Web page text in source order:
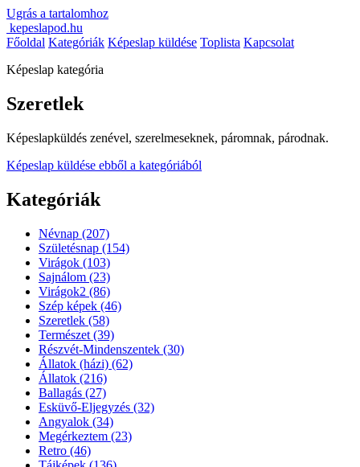
Ugrás a tartalomhoz
kepeslapod.hu
Főoldal Kategóriák Képeslap küldése Toplista Kapcsolat
Képeslap kategória
Szeretlek
Képeslapküldés zenével, szerelmeseknek, páromnak, párodnak.
Képeslap küldése ebből a kategóriából
Kategóriák
Névnap (207)
Születésnap (154)
Virágok (103)
Sajnálom (23)
Virágok2 (86)
Szép képek (46)
Szeretlek (58)
Természet (39)
Részvét-Mindenszentek (30)
Állatok (házi) (62)
Állatok (216)
Ballagás (27)
Esküvő-Eljegyzés (32)
Angyalok (34)
Megérkeztem (23)
Retro (46)